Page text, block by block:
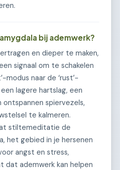
bij ademwerk?
en dieper te maken,
signaal om te schakelen
naar de ‘rust’-
lagere hartslag, een
spiervezels,
te kalmeren.
stiltemeditatie de
het gebied in je hersenen
angst en stress,
dat ademwerk kan helpen